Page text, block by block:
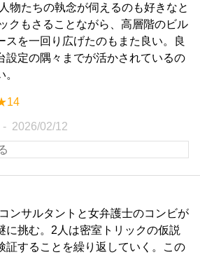
物たちの執念が伺えるのも好きなと
クもさることながら、高層階のビル
スを一回り広げたのもまた良い。良
設定の隅々までが活かされているの
2026/02/12
ンサルタントと女弁護士のコンビが
に挑む。2人は密室トリックの仮説
証することを繰り返していく。この